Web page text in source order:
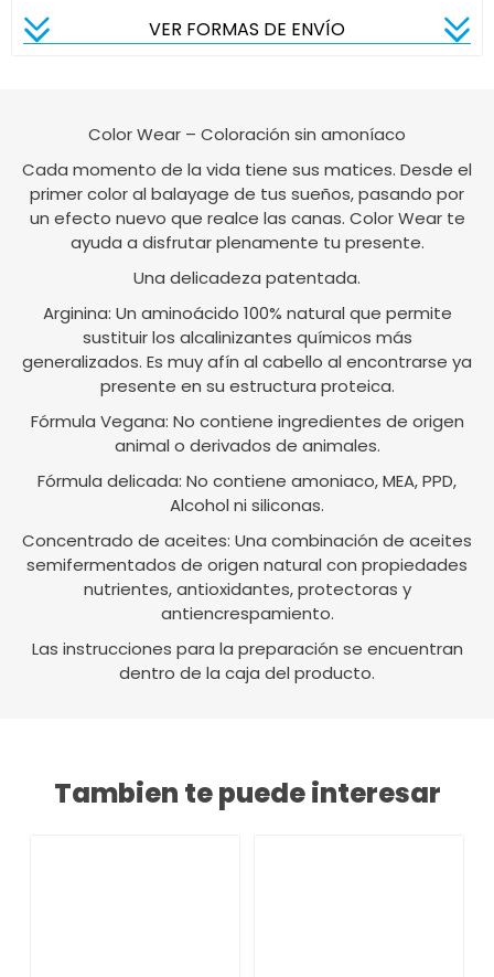
VER FORMAS DE ENVÍO
Color Wear – Coloración sin amoníaco
Cada momento de la vida tiene sus matices. Desde el
primer color al balayage de tus sueños, pasando por
un efecto nuevo que realce las canas. Color Wear te
ayuda a disfrutar plenamente tu presente.
Una delicadeza patentada.
Arginina: Un aminoácido 100% natural que permite
sustituir los alcalinizantes químicos más
generalizados. Es muy afín al cabello al encontrarse ya
presente en su estructura proteica.
Fórmula Vegana: No contiene ingredientes de origen
animal o derivados de animales.
Fórmula delicada: No contiene amoniaco, MEA, PPD,
Alcohol ni siliconas.
Concentrado de aceites: Una combinación de aceites
semifermentados de origen natural con propiedades
nutrientes, antioxidantes, protectoras y
antiencrespamiento.
Las instrucciones para la preparación se encuentran
dentro de la caja del producto.
Tambien te puede interesar